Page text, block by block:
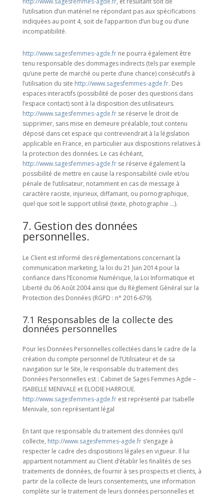
l’utilisation d’un matériel ne répondant pas aux spécifications
indiquées au point 4, soit de l’apparition d’un bug ou d’une
incompatibilité.
http://www.sagesfemmes-agde.frne pourra également être
tenu responsable des dommages indirects (tels par exemple
qu’une perte de marché ou perte d’une chance) consécutifs à
l’utilisation du site http://www.sagesfemmes-agde.fr. Des
espaces interactifs (possibilité de poser des questions dans
l’espace contact) sont à la disposition des utilisateurs.
http://www.sagesfemmes-agde.frse réserve le droit de
supprimer, sans mise en demeure préalable, tout contenu
déposé dans cet espace qui contreviendrait à la législation
applicable en France, en particulier aux dispositions relatives à
la protection des données. Le cas échéant,
http://www.sagesfemmes-agde.frse réserve également la
possibilité de mettre en cause la responsabilité civile et/ou
pénale de l’utilisateur, notamment en cas de message à
caractère raciste, injurieux, diffamant, ou pornographique,
quel que soit le support utilisé (texte, photographie …).
7. Gestion des données
personnelles.
Le Client est informé des réglementations concernant la
communication marketing, la loi du 21 Juin 2014 pour la
confiance dans l’Economie Numérique, la Loi Informatique et
Liberté du 06 Août 2004 ainsi que du Règlement Général sur la
Protection des Données (RGPD : n° 2016-679).
7.1 Responsables de la collecte des
données personnelles
Pour les Données Personnelles collectées dans le cadre de la
création du compte personnel de l’Utilisateur et de sa
navigation sur le Site, le responsable du traitement des
Données Personnelles est : Cabinet de Sages Femmes Agde –
ISABELLE MENIVALE et ELODIE HARROUE.
http://www.sagesfemmes-agde.frest représenté par Isabelle
Menivale, son représentant légal
En tant que responsable du traitement des données qu’il
collecte, http://www.sagesfemmes-agde.frs’engage à
respecter le cadre des dispositions légales en vigueur. Il lui
appartient notamment au Client d’établir les finalités de ses
traitements de données, de fournir à ses prospects et clients, à
partir de la collecte de leurs consentements, une information
complète sur le traitement de leurs données personnelles et